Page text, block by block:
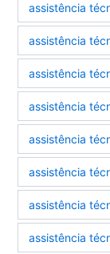
assistência
assistência
assistência
assistência
assistência
assistência
assistência
assistência